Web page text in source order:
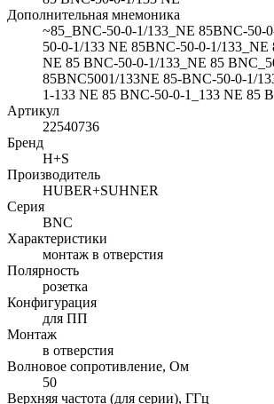
Дополнительная мнемоника
~85_BNC-50-0-1/133_NE 85BNC-50-
50-0-1/133 NE 85BNC-50-0-1/
NE 85 BNC-50-0-1/133_NE 85
85BNC5001/133NE 85-BNC-50-0-1/
1-133 NE 85 BNC-50-0-1_133 NE 85
Артикул
22540736
Бренд
H+S
Производитель
HUBER+SUHNER
Серия
BNC
Характеристики
монтаж в отверстия
Полярность
розетка
Конфигурация
для ПП
Монтаж
в отверстия
Волновое сопротивление, Ом
50
Верхняя частота (для серии), ГГц